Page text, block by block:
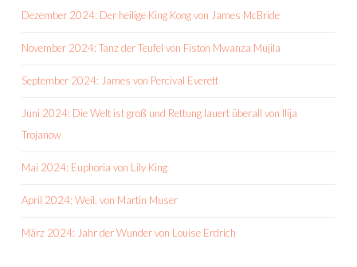
Dezember 2024: Der heilige King Kong von James McBride
November 2024: Tanz der Teufel von Fiston Mwanza Mujila
September 2024: James von Percival Everett
Juni 2024: Die Welt ist groß und Rettung lauert überall von Ilija
Trojanow
Mai 2024: Euphoria von Lily King
April 2024: Weil. von Martin Muser
März 2024: Jahr der Wunder von Louise Erdrich